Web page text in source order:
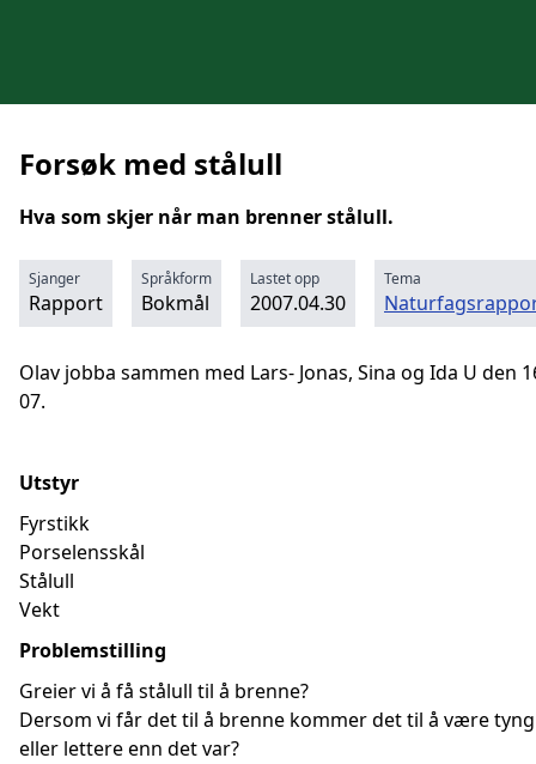
Forsøk med stålull
Hva som skjer når man brenner stålull.
Sjanger
Rapport
Språkform
Bokmål
Lastet opp
2007.04.30
Tema
Olav jobba sammen med Lars- Jonas, Sina og Ida U den
07.
Utstyr
Fyrstikk
Porselensskål
Stålull
Vekt
Problemstilling
Greier vi å få stålull til å brenne?
Dersom vi får det til å brenne kommer det til å være
eller lettere enn det var?